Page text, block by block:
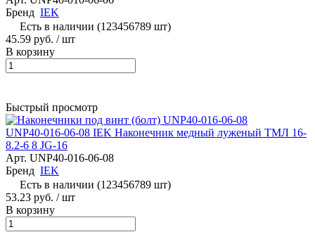
Бренд IEK
Есть в наличии (123456789 шт)
45.59 руб. / шт
В корзину
Быстрый просмотр
UNP40-016-06-08 IEK Наконечник медный луженый ТМЛ 16-
8.2-6 8 JG-16
Арт. UNP40-016-06-08
Бренд IEK
Есть в наличии (123456789 шт)
53.23 руб. / шт
В корзину